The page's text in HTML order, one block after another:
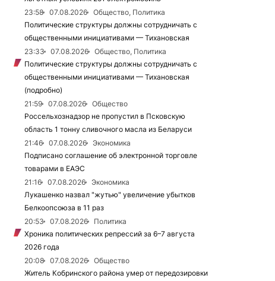
23:58
07.08.2026
Общество, Политика
Политические структуры должны сотрудничать с
общественными инициативами — Тихановская
23:33
07.08.2026
Общество, Политика
Политические структуры должны сотрудничать с
общественными инициативами — Тихановская
(подробно)
21:59
07.08.2026
Общество
Россельхознадзор не пропустил в Псковскую
область 1 тонну сливочного масла из Беларуси
21:46
07.08.2026
Экономика
Подписано соглашение об электронной торговле
товарами в ЕАЭС
21:16
07.08.2026
Экономика
Лукашенко назвал "жутью" увеличение убытков
Белкоопсоюза в 11 раз
20:53
07.08.2026
Политика
Хроника политических репрессий за 6–7 августа
2026 года
20:08
07.08.2026
Общество
Житель Кобринского района умер от передозировки